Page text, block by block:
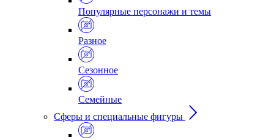
Популярные персонажи и темы
Разное
Сезонное
Семейные
Сферы и специальные фигуры